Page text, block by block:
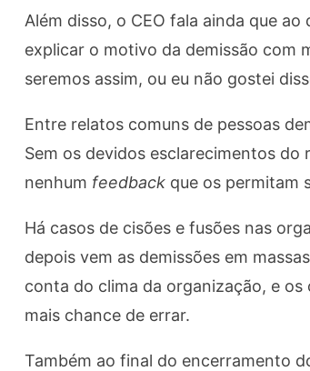
Além disso, o CEO fala ainda que
explicar o motivo da demissão com
seremos assim, ou eu não gostei
Entre relatos comuns de pessoas
Sem os devidos esclarecimentos do
nenhum feedback que os permitam
Há casos de cisões e fusões nas
depois vem as demissões em
conta do clima da organização, e
mais chance de errar.
Também ao final do encerramento